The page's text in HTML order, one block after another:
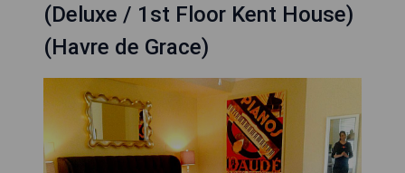
(Deluxe / 1st Floor Kent House)
(Havre de Grace)